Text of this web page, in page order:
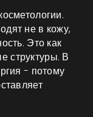
не в кожу,
Это как
структуры. В
- потому